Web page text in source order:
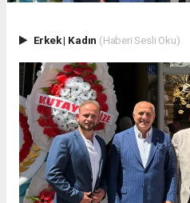
Erkek| Kadın (Haberi Sesli Oku)